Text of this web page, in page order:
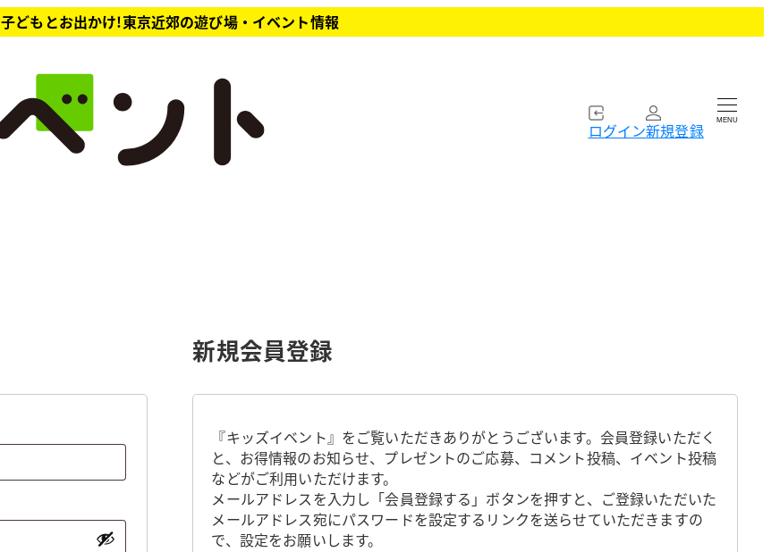
子どもとお出かけ!東京近郊の遊び場・イベント情報
ログイン新規登録 MENU
新規会員登録
『キッズイベント』をご覧いただきありがとうございます。会員登録いただく
と、お得情報のお知らせ、プレゼントのご応募、コメント投稿、イベント投稿
などがご利用いただけます。
メールアドレスを入力し「会員登録する」ボタンを押すと、ご登録いただいた
メールアドレス宛にパスワードを設定するリンクを送らせていただきますの
で、設定をお願いします。